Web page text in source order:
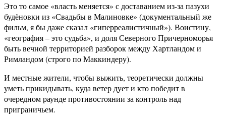
Это то самое «власть меняется» с доставанием из-за пазухи
будёновки из «Свадьбы в Малиновке» (документальный же
фильм, я бы даже сказал «гиперреалистичный»). Воистину,
«география – это судьба», и доля Северного Причерноморья
быть вечной территорией разборок между Хартландом и
Римландом (строго по Маккиндеру).
И местные жители, чтобы выжить, теоретически должны
уметь прикидывать, куда ветер дует и кто победит в
очередном раунде противостоянии за контроль над
приграничьем.